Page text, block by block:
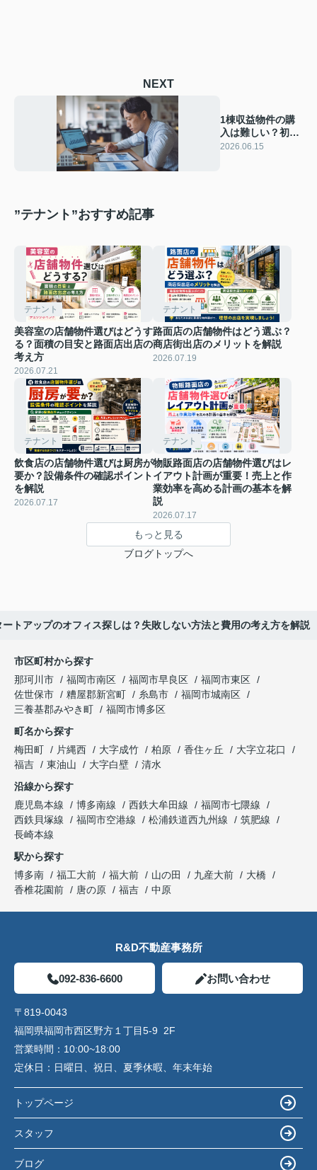
NEXT
1棟収益物件の購
入は難しい？初心
者でも失敗しない
2026.06.15
”テナント”おすすめ記事
テナント
美容室の店舗物件選びはどうす
る？面積の目安と路面店出店の
考え方
2026.07.21
テナント
路面店の店舗物件はどう選ぶ？
商店街出店のメリットを解説
2026.07.19
テナント
飲食店の店舗物件選びは厨房が
要か？設備条件の確認ポイント
を解説
2026.07.17
テナント
物販路面店の店舗物件選びはレ
イアウト計画が重要！売上と作
業効率を高める計画の基本を解
説
2026.07.17
もっと見る
ブログトップへ
ートアップのオフィス探しは？失敗しない方法と費用の考え方を解説
市区町村から探す
那珂川市
福岡市南区 福岡市早良区
福岡市東区
佐世保市
糟屋郡新宮町 糸島市
福岡市城南区
三養基郡みやき町
福岡市博多区
町名から探す
梅田町
片縄西 大字成竹 柏原 香住ヶ丘
大字立花口
福吉
東油山 大字白壁
清水
沿線から探す
鹿児島本線
博多南線 西鉄大牟田線
福岡市七隈線
西鉄貝塚線
福岡市空港線 松浦鉄道西九州線
筑肥線
長崎本線
駅から探す
博多南
福工大前 福大前 山の田 九産大前
大橋
香椎花園前
唐の原 福吉 中原
R&D不動産事務所
092-836-6600 お問い合わせ
〒819-0043
福岡県福岡市西区野方１丁目5-9 2F
営業時間： 10:00~18:00
定休日： 日曜日、祝日、夏季休暇、年末年始
トップページ
スタッフ
ブログ